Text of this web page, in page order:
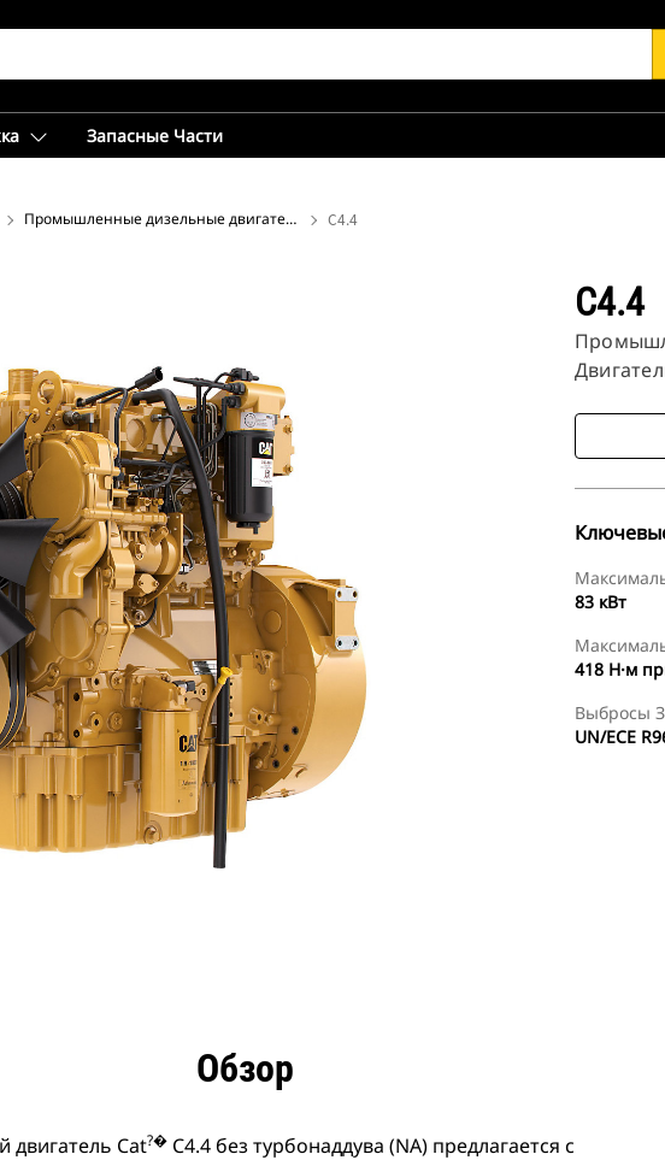
Запасные Части
Промышленные дизельные двигатели C4.4
C4.4
83 кВт
418 Н·м
Выбросы
UN/ECE
Обзор
Cat?� C4.4 без турбонаддува (NA) предлагается с